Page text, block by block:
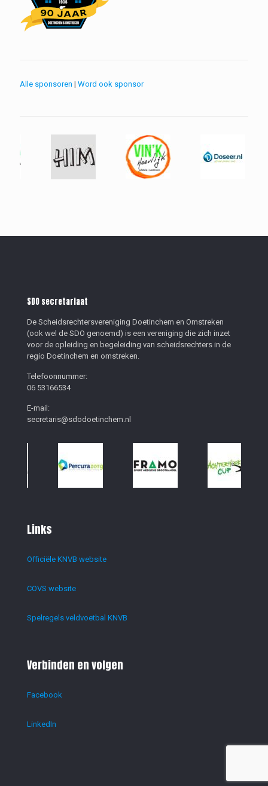
Alle sponsoren | Word ook sponsor
SDO secretariaat
De Scheidsrechtersvereniging Doetinchem en Omstreken
(ook wel de SDO genoemd) is een vereniging die zich inzet
voor de opleiding en begeleiding van scheidsrechters in de
regio Doetinchem en omstreken.
Telefoonnummer:
06 53166534
E-mail:
secretaris@sdodoetinchem.nl
Links
Officiële KNVB website
COVS website
Spelregels veldvoetbal KNVB
Verbinden en volgen
Facebook
LinkedIn